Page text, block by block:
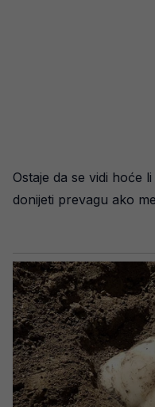
Ostaje da se vidi hoće
donijeti prevagu ako